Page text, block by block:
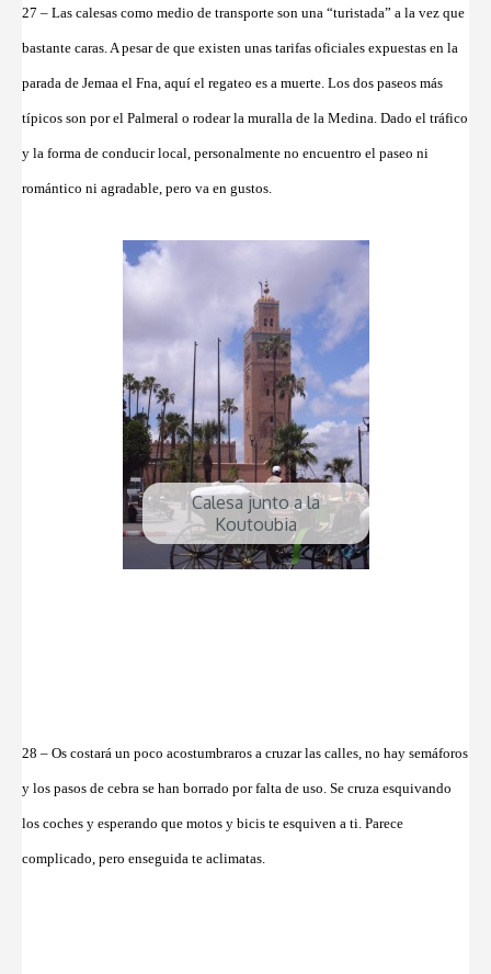
27 – Las calesas como medio de transporte son una “turistada” a la vez que
bastante caras. A pesar de que existen unas tarifas oficiales expuestas en la
parada de Jemaa el Fna, aquí el regateo es a muerte. Los dos paseos más
típicos son por el Palmeral o rodear la muralla de la Medina. Dado el tráfico
y la forma de conducir local, personalmente no encuentro el paseo ni
romántico ni agradable, pero va en gustos.
Calesa junto a la
Koutoubia
28 – Os costará un poco acostumbraros a cruzar las calles, no hay semáforos
y los pasos de cebra se han borrado por falta de uso. Se cruza esquivando
los coches y esperando que motos y bicis te esquiven a ti. Parece
complicado, pero enseguida te aclimatas.